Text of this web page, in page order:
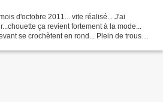
d'octobre 2011... vite réalisé... J'ai
ça revient fortement à la mode...
se crochètent en rond... Plein de trous